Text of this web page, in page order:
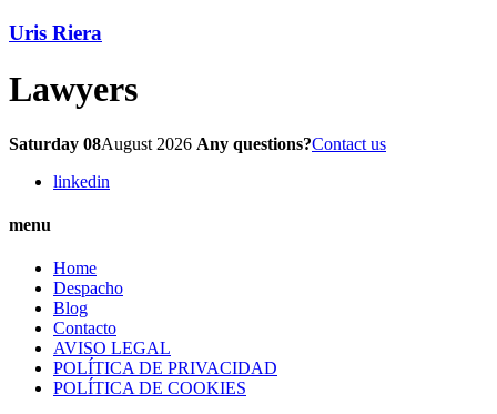
Uris Riera
Lawyers
Saturday 08August 2026 Any questions?Contact us
linkedin
menu
Home
Despacho
Blog
Contacto
AVISO LEGAL
POLÍTICA DE PRIVACIDAD
POLÍTICA DE COOKIES